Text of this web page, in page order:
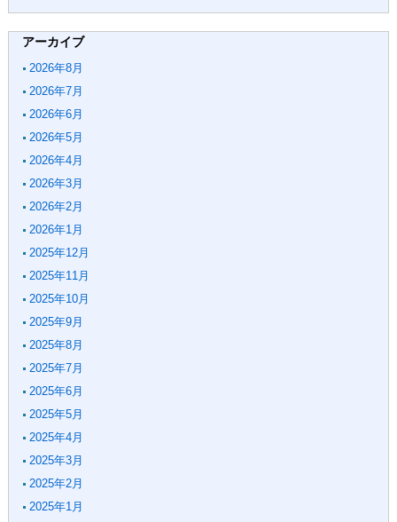
アーカイブ
2026年8月
2026年7月
2026年6月
2026年5月
2026年4月
2026年3月
2026年2月
2026年1月
2025年12月
2025年11月
2025年10月
2025年9月
2025年8月
2025年7月
2025年6月
2025年5月
2025年4月
2025年3月
2025年2月
2025年1月